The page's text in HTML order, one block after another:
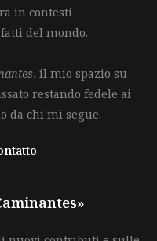
in contesti
del mondo.
, il mio spazio su
restando fedele ai
da chi mi segue.